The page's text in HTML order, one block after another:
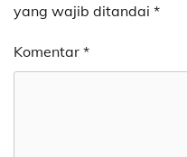
yang wajib ditandai *
Komentar *